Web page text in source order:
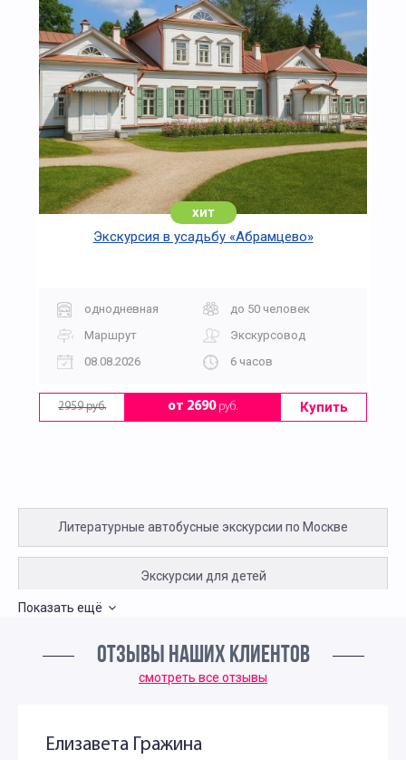
хит
Экскурсия в усадьбу «Абрамцево»
однодневная
до 50 человек
Маршрут
Экскурсовод
08.08.2026
6 часов
2959 руб. от 2690руб. Купить
Литературные автобусные экскурсии по Москве
Экскурсии для детей
Интересные экскурсии для детей в Москве 2 класс
Показать ещё
ОТЗЫВЫ НАШИХ КЛИЕНТОВ
смотреть все отзывы
Елизавета Гражина